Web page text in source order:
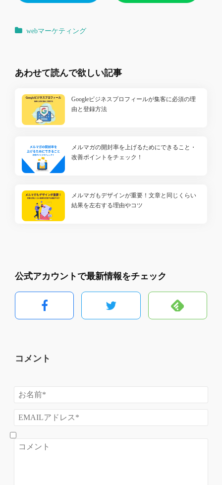
webマーケティング
あわせて読んで欲しい記事
Googleビジネスプロフィールが集客に必須の理
由と登録方法
メルマガの開封率を上げるためにできること・
改善ポイントをチェック！
メルマガもデザインが重要！文章と同じくらい
結果を左右する理由やコツ
公式アカウントで最新情報をチェック
コメント